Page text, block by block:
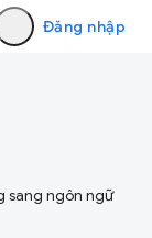
Đăng nhập
sang ngôn ngữ